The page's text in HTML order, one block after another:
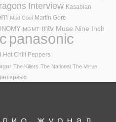
Interview Kasabian
Mad Cool Martin Gore
MGMT mtv Muse Nine Inch
panasonic
Hot Chili Peppers
The Killers The National The Verve
интервью